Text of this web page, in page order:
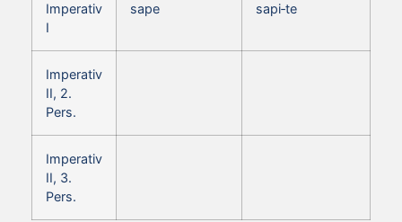
Imperativ
I
sape sapi‑te
Imperativ
II, 2.
Pers.
Imperativ
II, 3.
Pers.